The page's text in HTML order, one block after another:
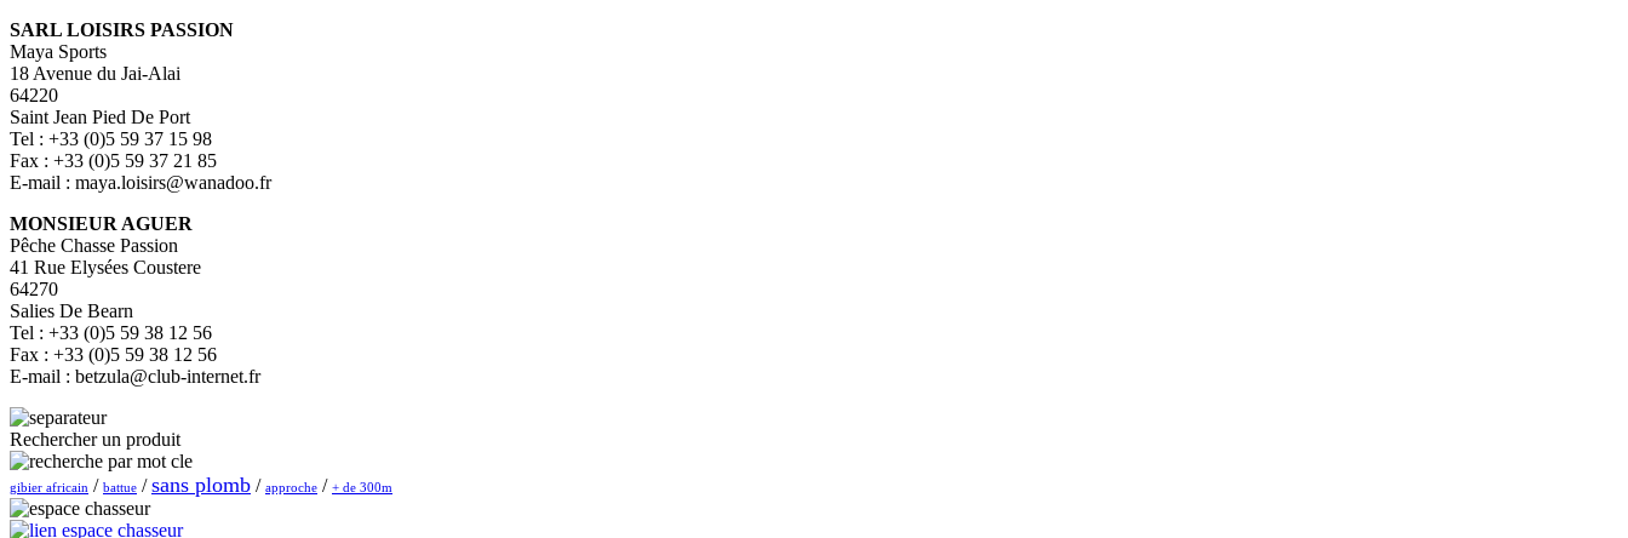
SARL LOISIRS PASSION
Maya Sports
18 Avenue du Jai-Alai
64220
Saint Jean Pied De Port
Tel : +33 (0)5 59 37 15 98
Fax : +33 (0)5 59 37 21 85
E-mail : maya.loisirs@wanadoo.fr
MONSIEUR AGUER
Pêche Chasse Passion
41 Rue Elysées Coustere
64270
Salies De Bearn
Tel : +33 (0)5 59 38 12 56
Fax : +33 (0)5 59 38 12 56
E-mail : betzula@club-internet.fr
Rechercher un produit
gibier africain / battue / sans plomb / approche / + de 300m